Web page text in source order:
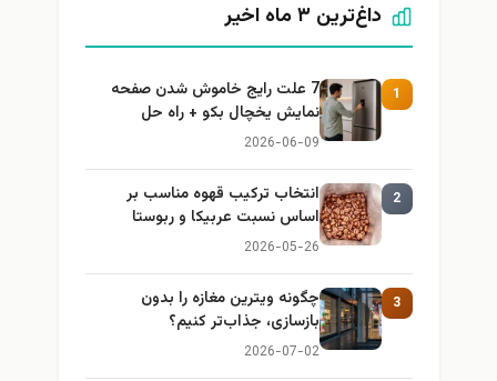
داغ‌ترین ۳ ماه اخیر
1
7 علت رایج خاموش شدن صفحه
نمایش یخچال بکو + راه حل
2026-06-09
2
انتخاب ترکیب قهوه مناسب بر
اساس نسبت عربیکا و ربوستا
2026-05-26
3
چگونه ویترین مغازه را بدون
بازسازی، جذاب‌تر کنیم؟
2026-07-02